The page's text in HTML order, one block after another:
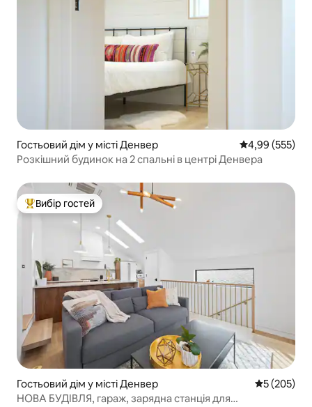
Гостьовий дім у місті Денвер Середня
4,99 (555)
Розкішний будинок на 2 спальні в центрі Денвера
Топ вибір гостей
Вибір гостей
Гостьовий дім у місті Денвер Середня
5 (205)
НОВА БУДІВЛЯ, гараж, зарядна станція для